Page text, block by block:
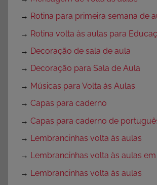
→ Rotina para primeira semana de
→ Rotina volta às aulas para
→ Decoração de sala de aula
→ Decoração para Sala de Aula
→ Músicas para Volta às Aulas
→ Capas para caderno
→ Capas para caderno de
→ Lembrancinhas volta às aulas
→ Lembrancinhas volta às aulas em
→ Lembrancinhas volta às aulas